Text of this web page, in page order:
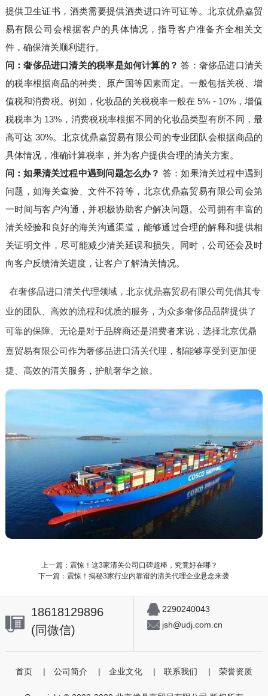
提供卫生证书，酒类需要提供酒类进口许可证等。北京优鼎嘉贸
易有限公司会根据客户的具体情况，指导客户准备齐全相关文
件，确保清关顺利进行。
问：奢侈品进口清关的税率是如何计算的？ 答：奢侈品进口清关
的税率根据商品的种类、原产国等因素而定。一般包括关税、增
值税和消费税。例如，化妆品的关税税率一般在 5% - 10%，增值
税税率为 13%，消费税税率根据不同的化妆品类型有所不同，最
高可达 30%。北京优鼎嘉贸易有限公司的专业团队会根据商品的
具体情况，准确计算税率，并为客户提供合理的清关方案。
问：如果清关过程中遇到问题怎么办？ 答：如果清关过程中遇到
问题，如海关查验、文件不符等，北京优鼎嘉贸易有限公司会第
一时间与客户沟通，并积极协助客户解决问题。公司拥有丰富的
清关经验和良好的海关沟通渠道，能够通过合理的解释和提供相
关证明文件，尽可能减少清关延误和损失。同时，公司还会及时
向客户反馈清关进度，让客户了解清关情况。
在奢侈品进口清关代理领域，北京优鼎嘉贸易有限公司凭借其专
业的团队、高效的流程和优质的服务，为众多奢侈品品牌提供了
可靠的保障。无论是对于品牌商还是消费者来说，选择北京优鼎
嘉贸易有限公司作为奢侈品进口清关代理，都能够享受到更加便
捷、高效的清关服务，护航奢华之旅。
上一篇：震惊！这3家清关公司口碑超棒，究竟好在哪？
下一篇：震惊！揭秘3家行业内靠谱的清关代理企业悬念来袭
18618129896
(同微信)
2290240043
jsh@udj.com.cn
首页 | 公司简介 | 企业文化 | 联系我们 | 荣誉资质